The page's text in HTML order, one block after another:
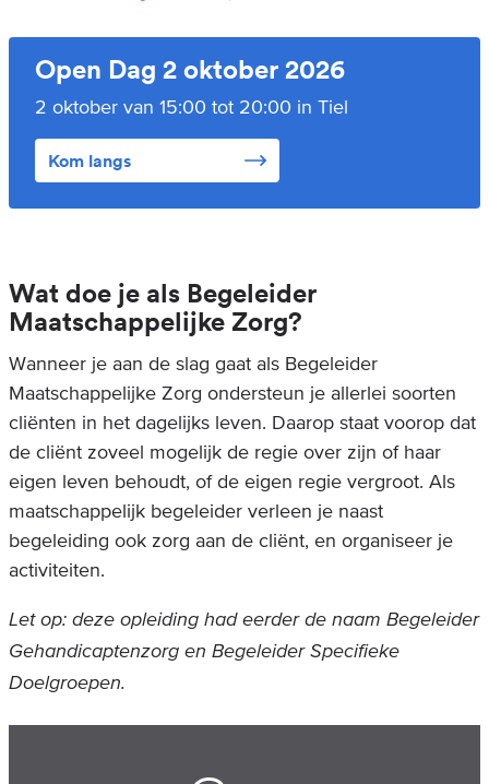
Open Dag 2 oktober 2026
2 oktober van 15:00 tot 20:00 in Tiel
Kom langs
Wat doe je als Begeleider
Maatschappelijke Zorg?
Wanneer je aan de slag gaat als Begeleider
Maatschappelijke Zorg ondersteun je allerlei soorten
cliënten in het dagelijks leven. Daarop staat voorop dat
de cliënt zoveel mogelijk de regie over zijn of haar
eigen leven behoudt, of de eigen regie vergroot. Als
maatschappelijk begeleider verleen je naast
begeleiding ook zorg aan de cliënt, en organiseer je
activiteiten.
Let op: deze opleiding had eerder de naam Begeleider
Gehandicaptenzorg en Begeleider Specifieke
Doelgroepen.